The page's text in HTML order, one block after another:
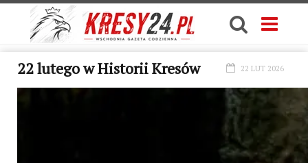
22 lutego w Historii Kresów 22 LUT 2026